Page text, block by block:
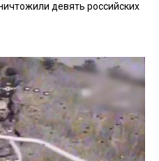
девять российских